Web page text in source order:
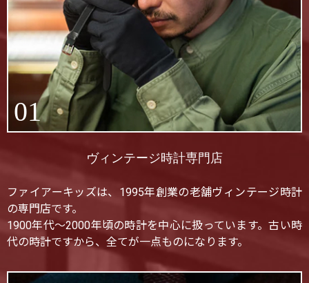
01
ヴィンテージ時計専門店
ファイアーキッズは、1995年創業の老舗ヴィンテージ時計
の専門店です。
1900年代〜2000年頃の時計を中心に扱っています。古い時
代の時計ですから、全てが一点ものになります。